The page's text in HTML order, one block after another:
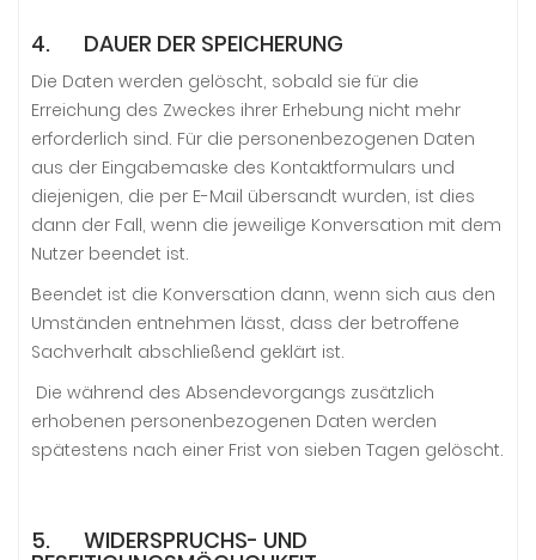
4. DAUER DER SPEICHERUNG
Die Daten werden gelöscht, sobald sie für die
Erreichung des Zweckes ihrer Erhebung nicht mehr
erforderlich sind. Für die personenbezogenen Daten
aus der Eingabemaske des Kontaktformulars und
diejenigen, die per E-Mail übersandt wurden, ist dies
dann der Fall, wenn die jeweilige Konversation mit dem
Nutzer beendet ist.
Beendet ist die Konversation dann, wenn sich aus den
Umständen entnehmen lässt, dass der betroffene
Sachverhalt abschließend geklärt ist.
Die während des Absendevorgangs zusätzlich
erhobenen personenbezogenen Daten werden
spätestens nach einer Frist von sieben Tagen gelöscht.
5. WIDERSPRUCHS- UND